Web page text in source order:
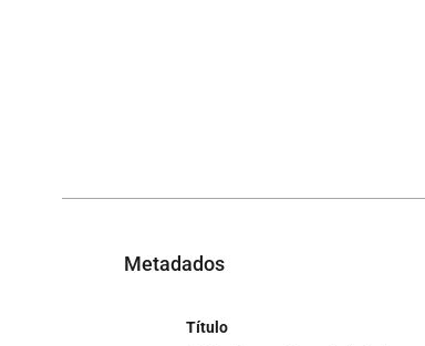
Metadados
Título